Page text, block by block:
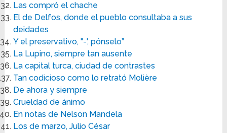
Las compró el chache
El de Delfos, donde el pueblo consultaba a sus
deidades
Y el preservativo, "-', pónselo”
La Lupino, siempre tan ausente
La capital turca, ciudad de contrastes
Tan codicioso como lo retrató Molière
De ahora y siempre
Crueldad de ánimo
En notas de Nelson Mandela
Los de marzo, Julio César